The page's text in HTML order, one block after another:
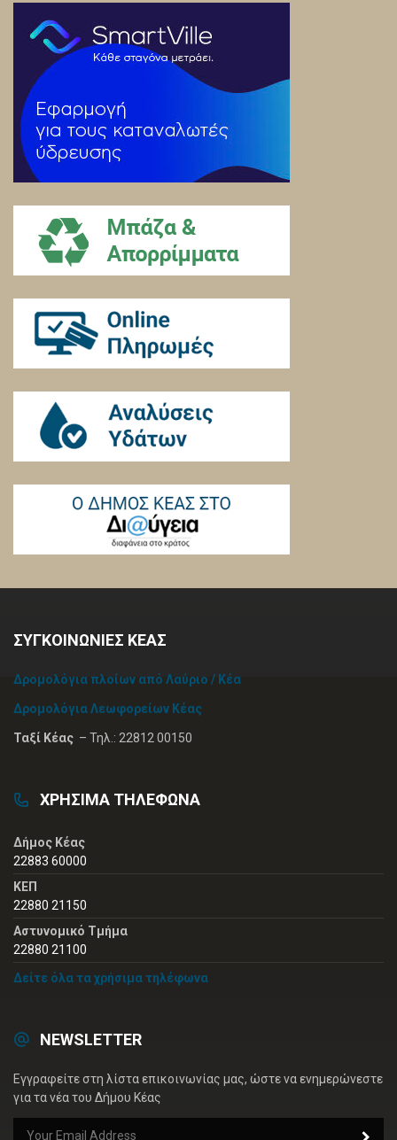
ΣΥΓΚΟΙΝΩΝΙΕΣ ΚΕΑΣ
Δρομολόγια πλοίων από Λαύριο / Κέα
Δρομολόγια Λεωφορείων Κέας
Ταξί Κέας – Τηλ.: 22812 00150
ΧΡΗΣΙΜΑ ΤΗΛΕΦΩΝΑ
Δήμος Κέας
22883 60000
ΚΕΠ
22880 21150
Αστυνομικό Τμήμα
22880 21100
Δείτε όλα τα χρήσιμα τηλέφωνα
NEWSLETTER
Εγγραφείτε στη λίστα επικοινωνίας μας, ώστε να ενημερώνεστε
για τα νέα του Δήμου Κέας